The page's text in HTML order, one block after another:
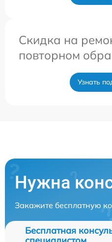
Скидка на
повторном
Узнать
Нужна
Закажите бесплатную
Бесплатная